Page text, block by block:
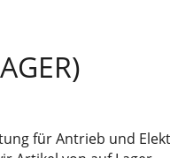
für Antrieb und